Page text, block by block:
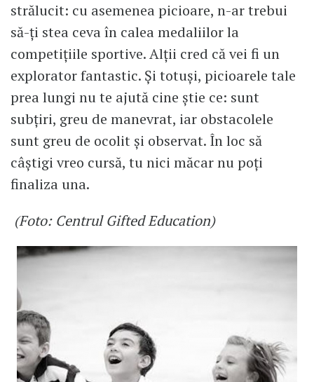
strălucit: cu asemenea picioare, n-ar trebui
să-ți stea ceva în calea medaliilor la
competițiile sportive. Alții cred că vei fi un
explorator fantastic. Și totuși, picioarele tale
prea lungi nu te ajută cine știe ce: sunt
subțiri, greu de manevrat, iar obstacolele
sunt greu de ocolit și observat. În loc să
câștigi vreo cursă, tu nici măcar nu poți
finaliza una.
(Foto: Centrul Gifted Education)